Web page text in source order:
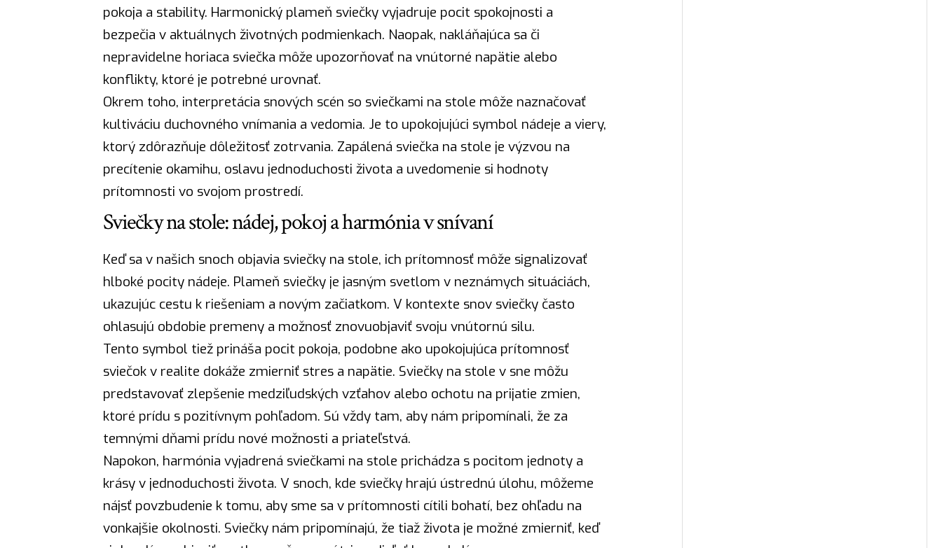
pokoja a stability. Harmonický plameň sviečky vyjadruje pocit spokojnosti a
bezpečia v aktuálnych životných podmienkach. Naopak, nakláňajúca sa či
nepravidelne horiaca sviečka môže upozorňovať na vnútorné napätie alebo
konflikty, ktoré je potrebné urovnať.
Okrem toho, interpretácia snových scén so sviečkami na stole môže naznačovať
kultiváciu duchovného vnímania a vedomia. Je to upokojujúci symbol nádeje a viery,
ktorý zdôrazňuje dôležitosť zotrvania. Zapálená sviečka na stole je výzvou na
precítenie okamihu, oslavu jednoduchosti života a uvedomenie si hodnoty
prítomnosti vo svojom prostredí.
Sviečky na stole: nádej, pokoj a harmónia v snívaní
Keď sa v našich snoch objavia sviečky na stole, ich prítomnosť môže signalizovať
hlboké pocity nádeje. Plameň sviečky je jasným svetlom v neznámych situáciách,
ukazujúc cestu k riešeniam a novým začiatkom. V kontexte snov sviečky často
ohlasujú obdobie premeny a možnosť znovuobjaviť svoju vnútornú silu.
Tento symbol tiež prináša pocit pokoja, podobne ako upokojujúca prítomnosť
sviečok v realite dokáže zmierniť stres a napätie. Sviečky na stole v sne môžu
predstavovať zlepšenie medziľudských vzťahov alebo ochotu na prijatie zmien,
ktoré prídu s pozitívnym pohľadom. Sú vždy tam, aby nám pripomínali, že za
temnými dňami prídu nové možnosti a priateľstvá.
Napokon, harmónia vyjadrená sviečkami na stole prichádza s pocitom jednoty a
krásy v jednoduchosti života. V snoch, kde sviečky hrajú ústrednú úlohu, môžeme
nájsť povzbudenie k tomu, aby sme sa v prítomnosti cítili bohatí, bez ohľadu na
vonkajšie okolnosti. Sviečky nám pripomínajú, že tiaž života je možné zmierniť, keď